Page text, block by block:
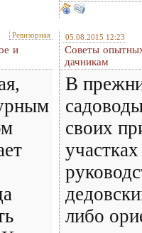
Ревизорная
и
05.08.2015 12:23
Советы
дачникам
В
своих
участках
либо